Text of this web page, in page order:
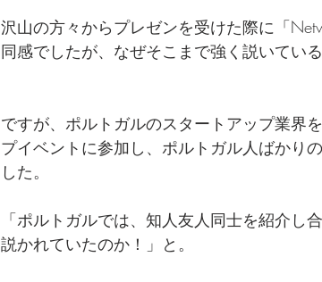
沢山の方々からプレゼンを受けた際に「
同感でしたが、なぜそこまで強く説いてい
ですが、ポルトガルのスタートアップ業界
プイベントに参加し、ポルトガル人ばかり
した。
「ポルトガルでは、知人友人同士を紹介し
説かれていたのか！」と。